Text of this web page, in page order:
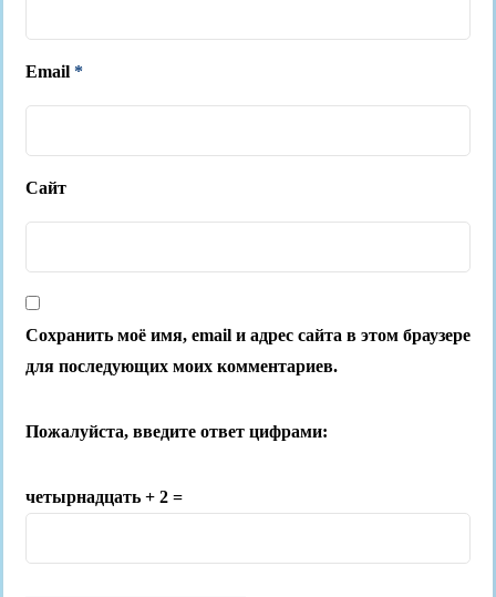
Email *
Сайт
Сохранить моё имя, email и адрес сайта в этом браузере
для последующих моих комментариев.
Пожалуйста, введите ответ цифрами:
четырнадцать + 2 =